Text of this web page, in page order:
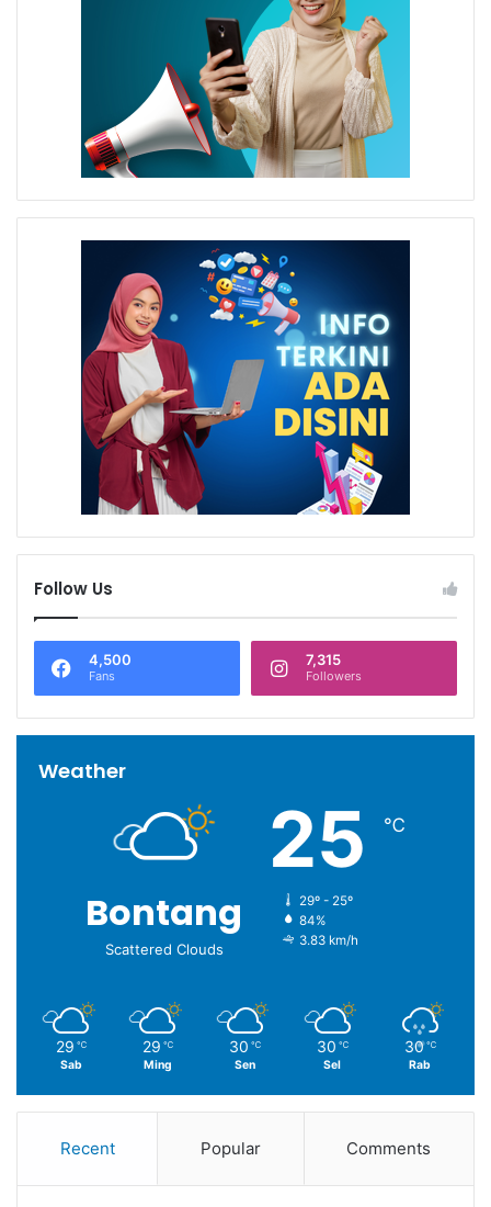
Follow Us
4,500
Fans
7,315
Followers
Weather
Bontang
Scattered Clouds
25 ℃
29º - 25º
84%
3.83 km/h
29 ℃
Sab
29 ℃
Ming
30 ℃
Sen
30 ℃
Sel
30 ℃
Rab
Recent Popular Comments